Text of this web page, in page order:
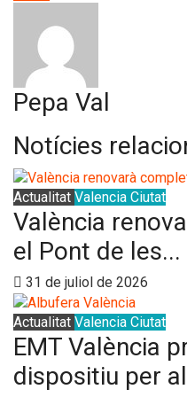
Pepa Val
Notícies
Actualitat Valencia Ciutat
València
el Pont de les...
31 de juliol de 2026
Actualitat Valencia Ciutat
EMT València
dispositiu per